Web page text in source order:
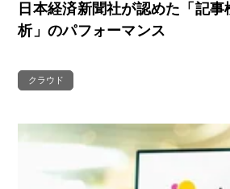
日本経済新聞社が認めた「記
析」のパフォーマンス
クラウド